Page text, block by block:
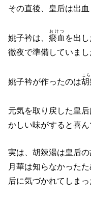
その直後、皇后は出
姚子衿は、 瘀血
おけつ
を出
徹夜で準備していまし
姚子衿が作ったのは胡
こ
元気を取り戻した皇
かしい味がすると喜ん
実は、胡辣湯は皇后
月華は知らなかった
后に気づかれてしまっ